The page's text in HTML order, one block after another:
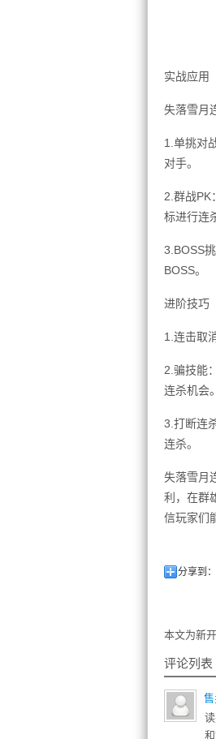
实战应用
失落雪月
1.单挑对
对手。
2.群战PK
标进行连
3.BOSS
BOSS。
进阶技巧
1.连击取
2.骗技能
连杀机会。
3.打断连
连杀。
失落雪月
利，在群
信玩家们
分享到：
本文为新
评论列表